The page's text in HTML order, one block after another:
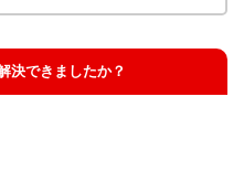
決できましたか？